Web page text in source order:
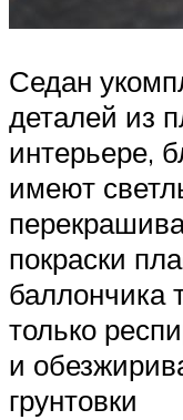
Седан
деталей из
интерьере,
имеют
покраски
баллончика
только
и
грунтовки